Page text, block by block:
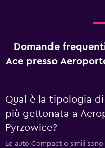
Domande
Ace presso
Qual è la tipologia
più gettonata a
Pyrzowice?
Le auto Compact o simili